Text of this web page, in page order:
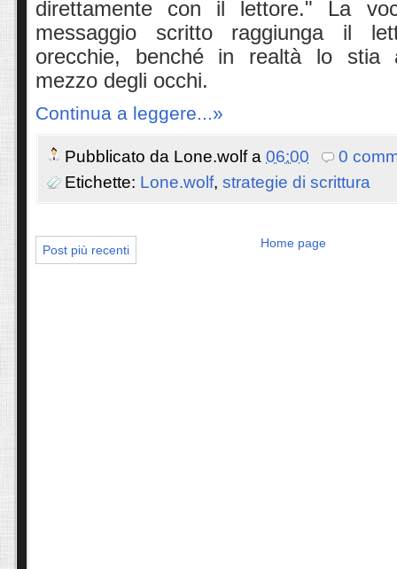
direttamente con il lettore." La
messaggio scritto raggiunga il
orecchie, benché in realtà lo stia
mezzo degli occhi.
Continua a leggere...»
Pubblicato da Lone.wolf a 06:00
0
Etichette: Lone.wolf, strategie di scrittura
Post più recenti Home page